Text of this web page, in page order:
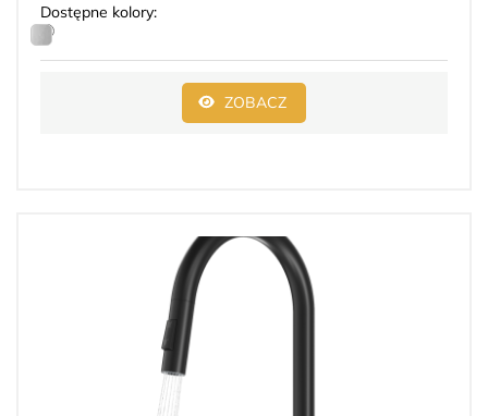
Dostępne kolory:
ZOBACZ